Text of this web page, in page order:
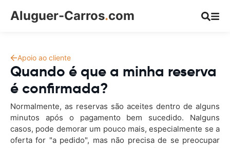
Aluguer-Carros.com
Apoio ao cliente
Quando é que a minha reserva
é confirmada?
Normalmente, as reservas são aceites dentro de alguns
minutos após o pagamento bem sucedido. Nalguns
casos, pode demorar um pouco mais, especialmente se a
oferta for "a pedido", mas não precisa de se preocupar